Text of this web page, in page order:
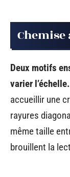
Deux motifs
varier l’échelle.
accueillir une
rayures
même taille
brouillent la